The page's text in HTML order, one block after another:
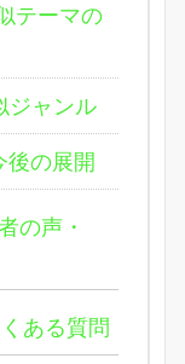
テーマの
ジャンル
後の展開
の声・
ある質問